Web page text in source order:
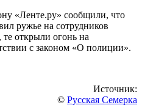
«Ленте.ру» сообщили, что
ружье на сотрудников
открыли огонь на
с законом «О полиции».
Источник:
© Русская Семерка